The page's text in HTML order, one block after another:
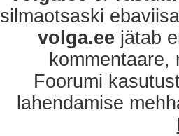
silmaotsaski
volga.ee jätab
Foorumi
lahendamise